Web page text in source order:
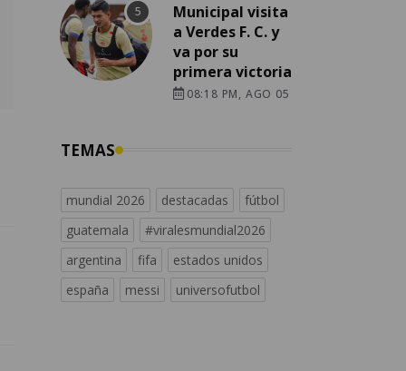
Municipal visita
a Verdes F. C. y
va por su
primera victoria
08:18 PM, AGO 05
TEMAS
mundial 2026 destacadas
fútbol
guatemala
#viralesmundial2026
argentina
fifa
estados unidos
españa
messi universofutbol